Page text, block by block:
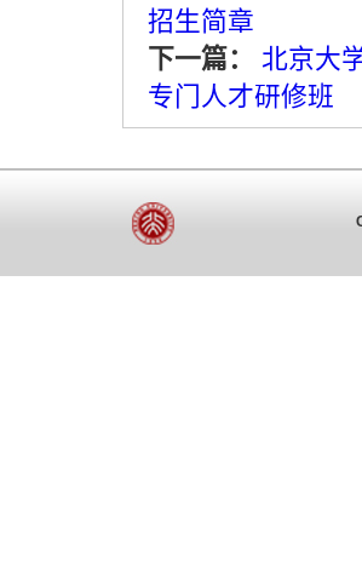
招生简章
下一篇：
北京大
专门人才研修班